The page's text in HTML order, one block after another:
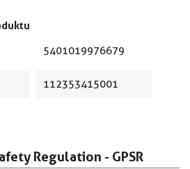
5401019976679
112353415001
Regulation - GPSR